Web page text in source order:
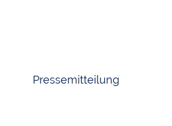
Pressemitteilung